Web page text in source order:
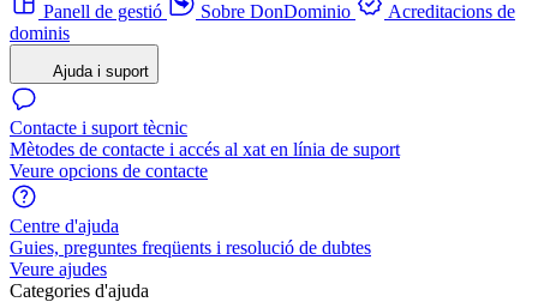
Panell de gestió
Sobre DonDominio
Acreditacions de
dominis
Ajuda i suport
Contacte i suport tècnic
Mètodes de contacte i accés al xat en línia de suport
Veure opcions de contacte
Centre d'ajuda
Guies, preguntes freqüents i resolució de dubtes
Veure ajudes
Categories d'ajuda